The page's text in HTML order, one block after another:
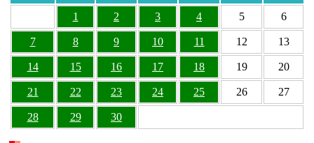
1
2 3 4 5 6
7 8 9 10 11 12 13
14 15 16 17 18 19 20
21 22 23 24 25 26 27
28 29 30